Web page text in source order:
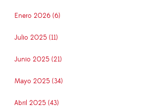
Enero 2026 (6)
Julio 2025 (11)
Junio 2025 (21)
Mayo 2025 (34)
Abril 2025 (43)